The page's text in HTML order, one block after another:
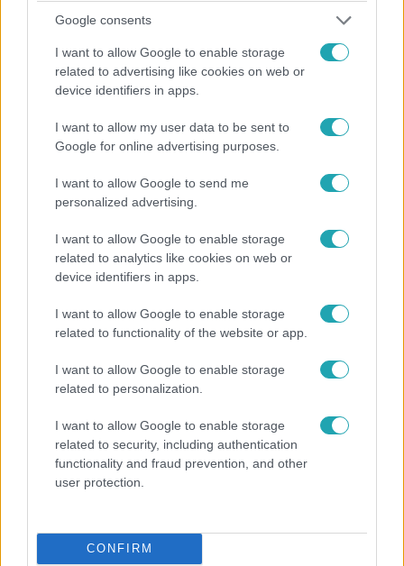
Google consents
I want to allow Google to enable storage
related to advertising like cookies on web or
device identifiers in apps.
I want to allow my user data to be sent to
Google for online advertising purposes.
I want to allow Google to send me
personalized advertising.
I want to allow Google to enable storage
related to analytics like cookies on web or
device identifiers in apps.
I want to allow Google to enable storage
related to functionality of the website or app.
I want to allow Google to enable storage
related to personalization.
I want to allow Google to enable storage
related to security, including authentication
functionality and fraud prevention, and other
user protection.
CONFIRM
3:29
2021. január 4. 18:59
Mutatjuk, hogyan készült a különleges, szilveszteri
híradó!
Erős Antónia texasi láncfűrészesként tűnt fel az RTL
Híradó tavalyi utolsó adásában. Szellő István fiai pedig
izgulhattak, vajon egyben marad-e az édesapjuk. A
híradósok is megszeppenten álltak a kamerák elé.